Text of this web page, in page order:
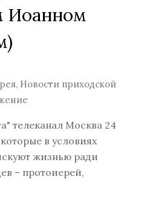
Иоанном
, Новости приходской
телеканал Москва 24
в условиях
жизнью ради
– протоиерей,